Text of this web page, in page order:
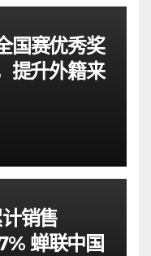
国赛优秀奖
升外籍来
销售
蝉联中国